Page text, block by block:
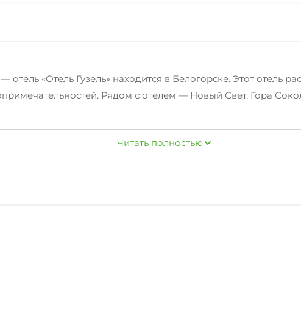
«Отель Гузель» находится в Белогорске. Этот отель
Рядом с отелем — Новый Свет, Гора
от выбранной категории номера.
Читать полностью